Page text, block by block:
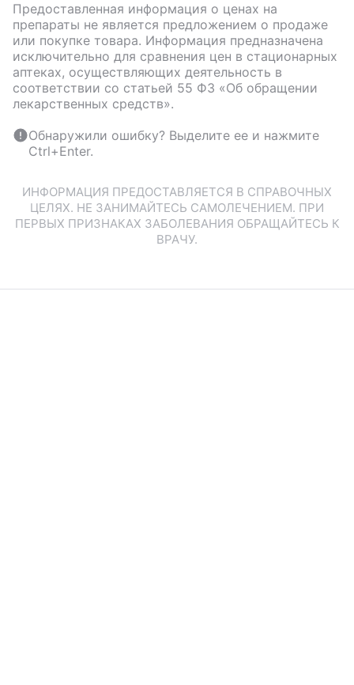
Предоставленная информация о ценах на
препараты не является предложением о продаже
или покупке товара. Информация предназначена
исключительно для сравнения цен в стационарных
аптеках, осуществляющих деятельность в
соответствии со статьей 55 ФЗ «Об обращении
лекарственных средств».
Обнаружили ошибку? Выделите ее и нажмите
Ctrl+Enter.
ИНФОРМАЦИЯ ПРЕДОСТАВЛЯЕТСЯ В СПРАВОЧНЫХ
ЦЕЛЯХ. НЕ ЗАНИМАЙТЕСЬ САМОЛЕЧЕНИЕМ. ПРИ
ПЕРВЫХ ПРИЗНАКАХ ЗАБОЛЕВАНИЯ ОБРАЩАЙТЕСЬ К
ВРАЧУ.